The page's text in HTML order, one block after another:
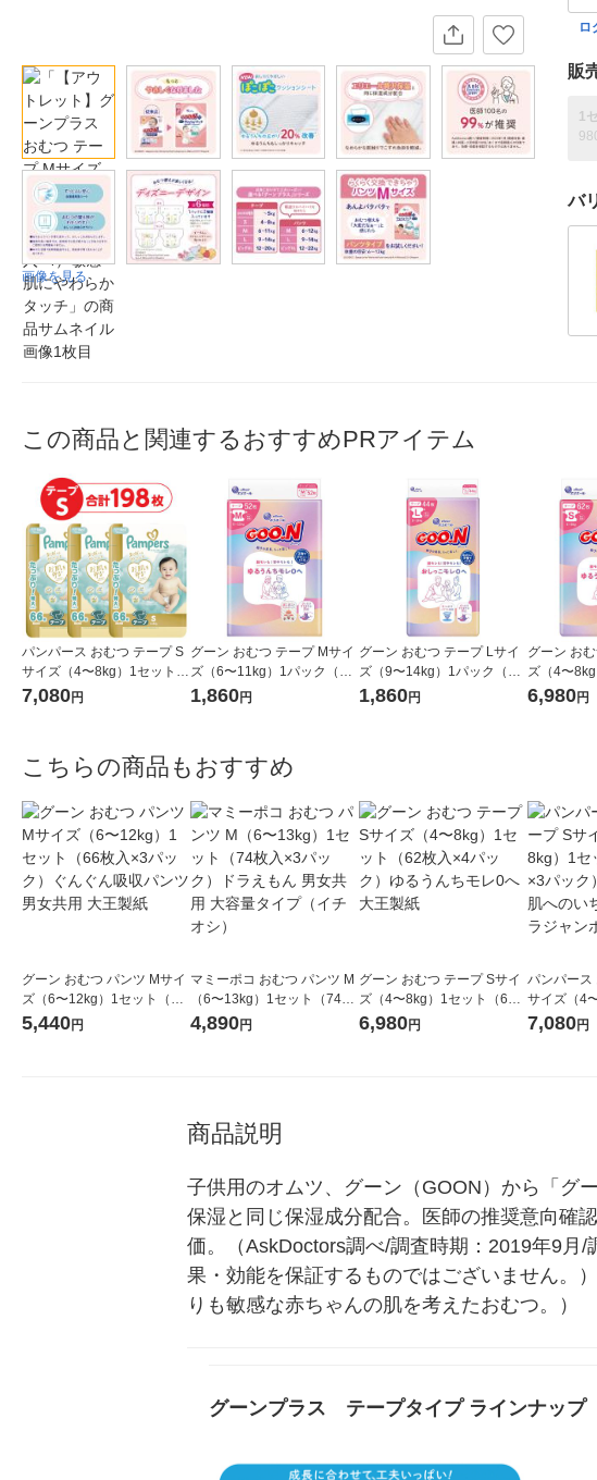
画像を見る
ロ
販
1
バ
この商品と関連するおすすめPRアイテム
パンパース おむつ テープ S
サイズ（4〜8kg）1セット
（66枚入×3パック）はじめ
7,080円
グーン おむつ テープ Mサイ
ズ（6〜11kg）1パック（52
枚入）ゆるうんちモレ0へ 大
1,860円
グーン おむつ テープ Lサイ
ズ（9〜14kg）1パック（44
枚入）おしっこモレ0へ 大王
1,860円
グーン お
ズ（4〜
枚入×4パッ
6,980円
こちらの商品もおすすめ
グーン おむつ パンツ Mサイ
ズ（6〜12kg）1セット（66
枚入×3パック）ぐんぐん吸
5,440円
マミーポコ おむつ パンツ M
（6〜13kg）1セット（74枚
入×3パック）ドラえもん 男
4,890円
グーン おむつ テープ Sサイ
ズ（4〜8kg）1セット（62
枚入×4パック）ゆるうんち
6,980円
パンパース
サイズ（4
（66枚入×3
7,080円
商品説明
子供用のオムツ、グーン（GOON）から「グ
保湿と同じ保湿成分配合。医師の推奨意向確
価。（AskDoctors調べ/調査時期：2019年9月
果・効能を保証するものではございません。
りも敏感な赤ちゃんの肌を考えたおむつ。）
グーンプラス テープタイプ ラインナップ